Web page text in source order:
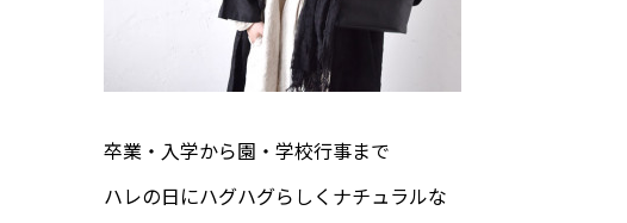
卒業・入学から園・学校行事まで
ハレの日にハグハグらしくナチュラルな